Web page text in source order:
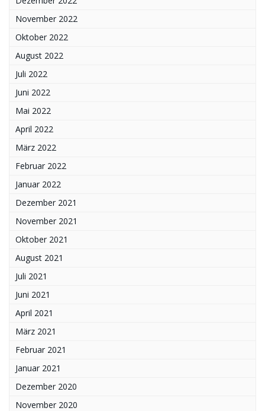
November 2022
Oktober 2022
August 2022
Juli 2022
Juni 2022
Mai 2022
April 2022
März 2022
Februar 2022
Januar 2022
Dezember 2021
November 2021
Oktober 2021
August 2021
Juli 2021
Juni 2021
April 2021
März 2021
Februar 2021
Januar 2021
Dezember 2020
November 2020